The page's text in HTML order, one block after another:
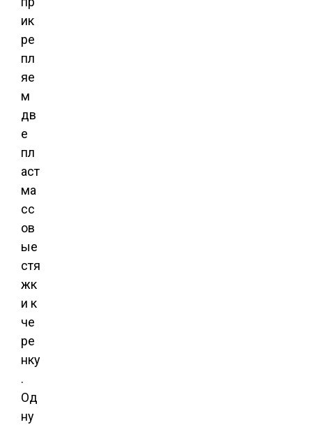
ик
ре
пл
яе
м
дв
е
пл
аст
ма
сс
ов
ые
стя
жк
и к
че
ре
нку
.
Од
ну